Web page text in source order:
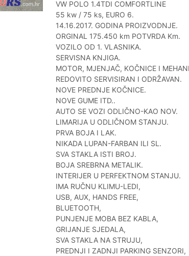
VW POLO 1.4TDI COMFORTLINE
55 kw / 75 ks, EURO 6.
14.16.2017. GODINA PROIZVODNJE.
ORGINAL 175.450 km POTVRDA Km.
VOZILO OD 1. VLASNIKA.
SERVISNA KNJIGA.
MOTOR, MJENJAČ, KOČNICE I
REDOVITO SERVISIRAN I ODRŽAVAN.
NOVE PREDNJE KOČNICE.
NOVE GUME ITD..
AUTO SE VOZI ODLIČNO-KAO NOV.
LIMARIJA U ODLIČNOM STANJU.
PRVA BOJA I LAK.
NIKADA LUPAN-FARBAN ILI SL.
SVA STAKLA ISTI BROJ.
BOJA SREBRNA METALIK.
INTERIJER U PERFEKTNOM STANJU.
IMA RUČNU KLIMU-LEDI,
USB, AUX, HANDS FREE,
BLUETOOTH,
PUNJENJE MOBA BEZ KABLA,
GRIJANJE SJEDALA,
SVA STAKLA NA STRUJU,
PREDNJI I ZADNJI PARKING SENZORI,